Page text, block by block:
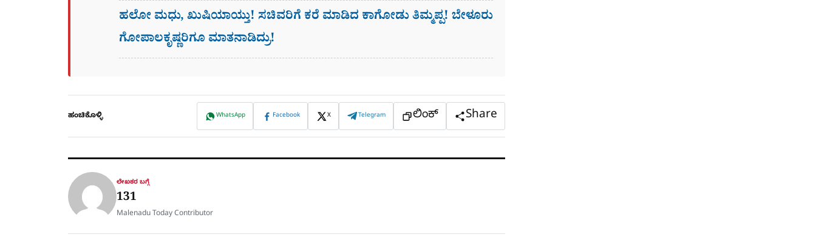
ಹಲೋ ಮಧು, ಖುಷಿಯಾಯ್ತು! ಸಚಿವರಿಗೆ ಕರೆ ಮಾಡಿದ ಕಾಗೋಡು ತಿಮ್ಮಪ್ಪ! ಬೇಳೂರು
ಗೋಪಾಲಕೃಷ್ಣರಿಗೂ ಮಾತನಾಡಿದ್ರು!
ಹಂಚಿಕೊಳ್ಳಿ WhatsApp Facebook X Telegram ಲಿಂಕ್ Share
ಲೇಖಕರ ಬಗ್ಗೆ
131
Malenadu Today Contributor